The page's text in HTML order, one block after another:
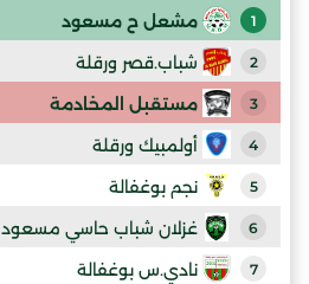
1 مشعل ح مسعود
2 شباب.قصر ورقلة
3 مستقبل المخادمة
4 أولمبيك ورقلة
5 نجم بوغفالة
6 غزلان شباب حاسي مسعود
7 نادي.س بوغفالة